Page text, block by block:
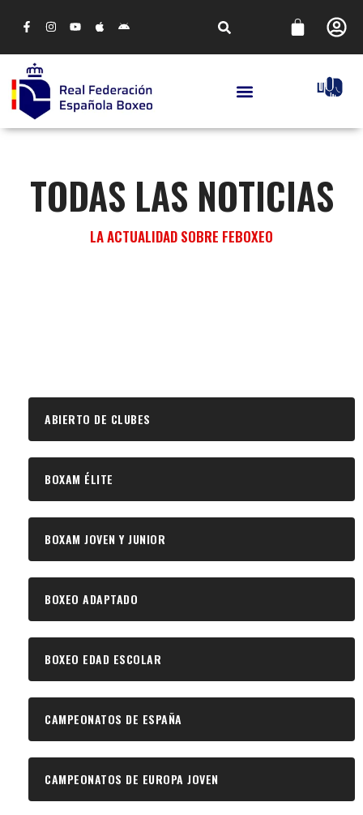
TODAS LAS NOTICIAS
LA ACTUALIDAD SOBRE FEBOXEO
ABIERTO DE CLUBES
BOXAM ÉLITE
BOXAM JOVEN Y JUNIOR
BOXEO ADAPTADO
BOXEO EDAD ESCOLAR
CAMPEONATOS DE ESPAÑA
CAMPEONATOS DE EUROPA JOVEN